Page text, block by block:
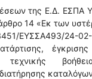
της Ε.Δ. ΕΣΠΑ
14 «Εκ των
ΕΥΣΣΑ493/24-
τεχνικής